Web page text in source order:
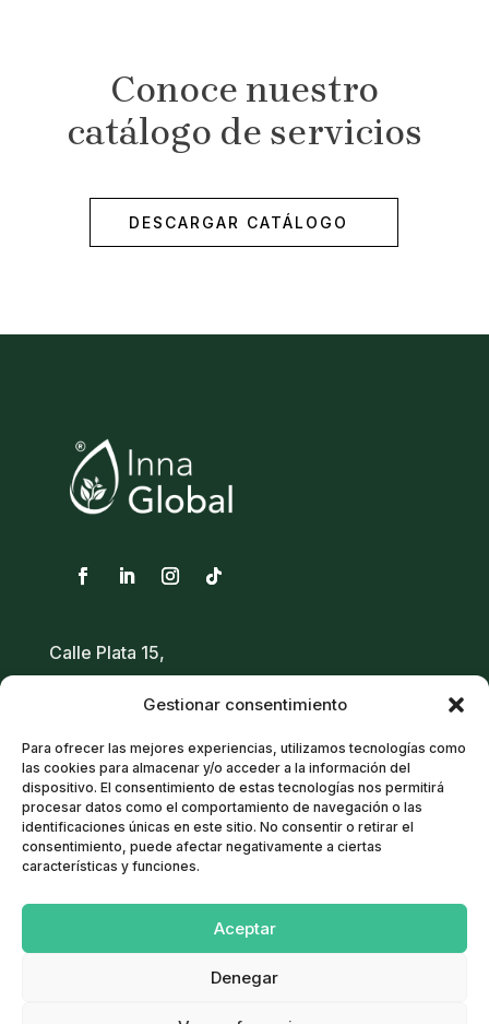
Gestionar consentimiento
Para ofrecer las mejores experiencias, utilizamos tecnologías como
las cookies para almacenar y/o acceder a la información del
dispositivo. El consentimiento de estas tecnologías nos permitirá
procesar datos como el comportamiento de navegación o las
identificaciones únicas en este sitio. No consentir o retirar el
consentimiento, puede afectar negativamente a ciertas
características y funciones.
Aceptar
Denegar
Conoce nuestro
catálogo de servicios
DESCARGAR CATÁLOGO
Calle Plata 15,
671 03 89 06/616 93 22 35
91 378 70 02
info@innaglobal.com